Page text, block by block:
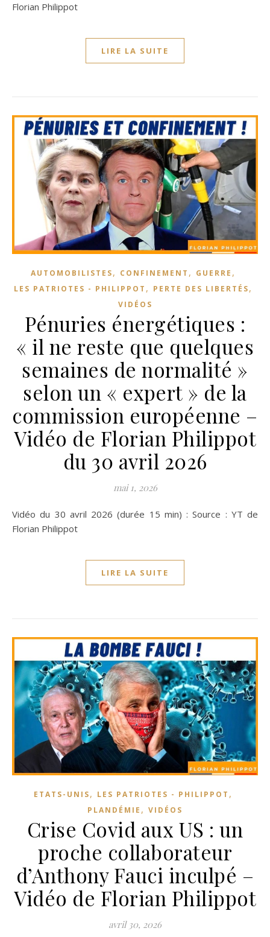
Florian Philippot
LIRE LA SUITE
AUTOMOBILISTES, CONFINEMENT , GUERRE ,
LES PATRIOTES - PHILIPPOT , PERTE DES LIBERTÉS,
VIDÉOS
Pénuries énergétiques :
« il ne reste que quelques
semaines de normalité »
selon un « expert » de la
commission européenne –
Vidéo de Florian Philippot
du 30 avril 2026
mai 1, 2026
Vidéo du 30 avril 2026 (durée 15 min) : Source : YT de
Florian Philippot
LIRE LA SUITE
ETATS-UNIS, LES PATRIOTES - PHILIPPOT ,
PLANDÉMIE , VIDÉOS
Crise Covid aux US : un
proche collaborateur
d’Anthony Fauci inculpé –
Vidéo de Florian Philippot
avril 30, 2026